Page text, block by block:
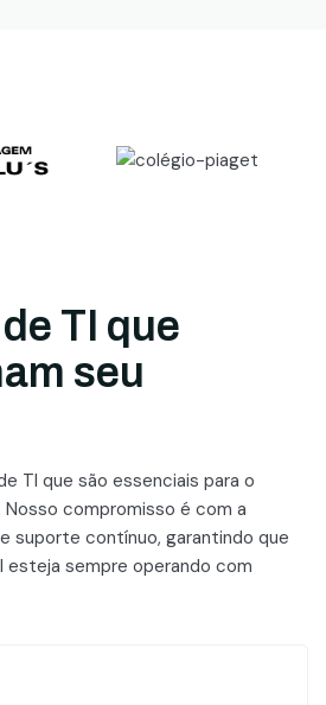
TI que
seu
TI que são essenciais para o
compromisso é com a
suporte contínuo, garantindo que
esteja sempre operando com